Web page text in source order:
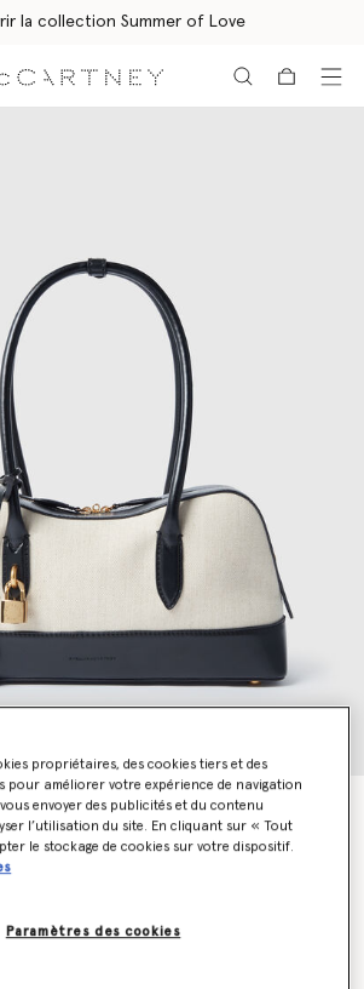
la collection Summer of Love
Ryder en toile
propriétaires, des cookies tiers et des
pour améliorer votre expérience de navigation
envoyer des publicités et du contenu
l’utilisation du site. En cliquant sur « Tout
le stockage de cookies sur votre dispositif.
Paramètres des cookies